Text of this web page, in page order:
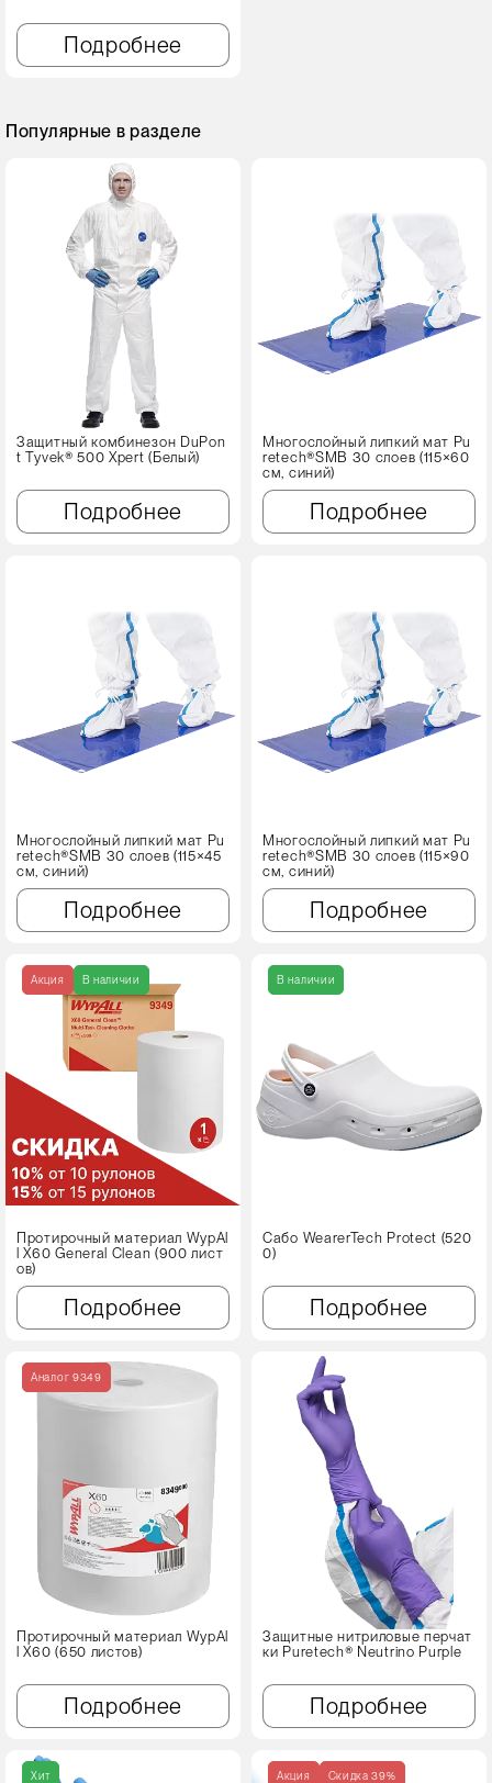
Подробнее
Популярные в разделе
Защитный комбинезон DuPon
t Tyvek® 500 Xpert (Белый)
Подробнее
Многослойный липкий мат Pu
retech®SMB 30 слоев (115×60
см, синий)
Подробнее
Многослойный липкий мат Pu
retech®SMB 30 слоев (115×45
см, синий)
Подробнее
Многослойный липкий мат Pu
retech®SMB 30 слоев (115×90
см, синий)
Подробнее
Акция В наличии
Протирочный материал WypAl
l X60 Genеral Clean (900 лист
ов)
Подробнее
В наличии
Сабо WearerTech Protect (520
0)
Подробнее
Аналог 9349
Протирочный материал WypAl
l X60 (650 листов)
Подробнее
Защитные нитриловые перчат
ки Puretech® Neutrino Purple
Подробнее
Хит Акция Cкидка 39%